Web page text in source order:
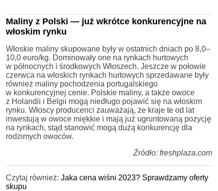
Maliny z Polski — już wkrótce konkurencyjne na
włoskim rynku
Włoskie maliny skupowane były w ostatnich dniach po 8,0–
10,0 euro/kg. Dominowały one na rynkach hurtowych
w północnych i środkowych Włoszech. Jeszcze w połowie
czerwca na włoskich rynkach hurtowych sprzedawane były
również maliny pochodzenia portugalskiego
w konkurencyjnej cenie. Polskie maliny, a także owoce
z Holandii i Belgii mogą niedługo pojawić się na włoskim
rynku. Włoscy producenci zauważają, że kraje te od lat
inwestują w owoce miękkie i mają już ugruntowaną pozycję
na rynkach, stąd stanowić mogą dużą konkurencję dla
rodzimych owoców.
Źródło: freshplaza.com
Czytaj również: Jaka cena wiśni 2023? Sprawdzamy oferty
skupu